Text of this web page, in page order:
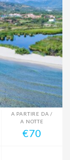
A PARTIRE DA /
A NOTTE
€70